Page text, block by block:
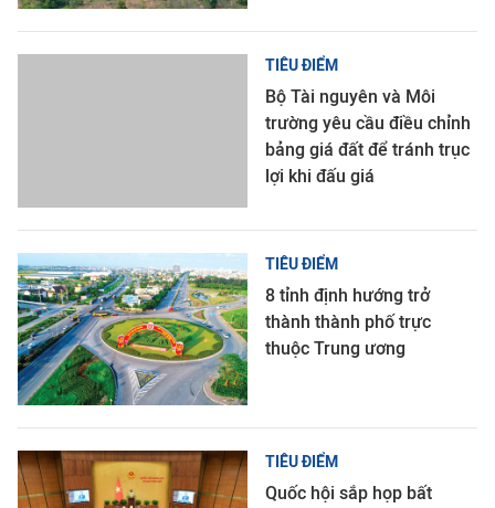
TIÊU ĐIỂM
Bộ Tài nguyên và Môi
trường yêu cầu điều chỉnh
bảng giá đất để tránh trục
lợi khi đấu giá
TIÊU ĐIỂM
8 tỉnh định hướng trở
thành thành phố trực
thuộc Trung ương
TIÊU ĐIỂM
Quốc hội sắp họp bất